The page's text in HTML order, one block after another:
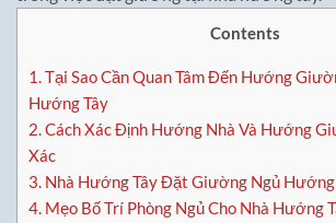
Contents
1.Tại Sao Cần Quan Tâm Đến Hướng
Hướng Tây
2.Cách Xác Định Hướng Nhà Và Hướng
Xác
3. Nhà Hướng Tây Đặt Giường Ngủ
4. Mẹo Bố Trí Phòng Ngủ Cho Nhà Hướng